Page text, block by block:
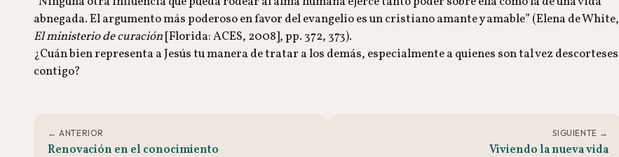
abnegada. El argumento más poderoso en favor del evangelio es un cristiano amante y amable” (Elena de White,
El ministerio de curación[Florida: ACES, 2008], pp. 372, 373).
¿Cuán bien representa a Jesús tu manera de tratar a los demás, especialmente a quienes son tal vez descorteses
contigo?
← ANTERIOR
Renovación en el conocimiento
SIGUIENTE →
Viviendo la nueva vida